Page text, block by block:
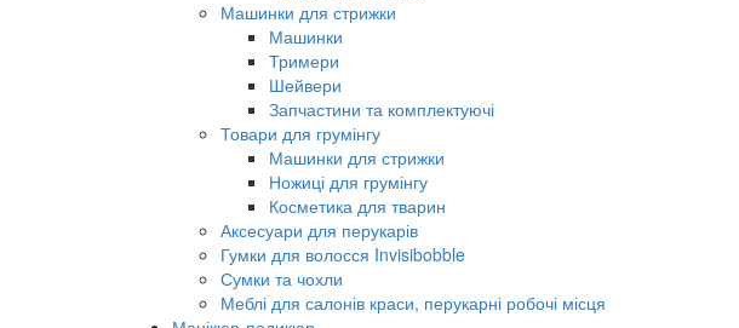
Машинки для стрижки
Машинки
Тримери
Шейвери
Запчастини та комплектуючі
Товари для грумінгу
Машинки для стрижки
Ножиці для грумінгу
Косметика для тварин
Аксесуари для перукарів
Гумки для волосся Invisibobble
Сумки та чохли
Меблі для салонів краси, перукарні робочі місця